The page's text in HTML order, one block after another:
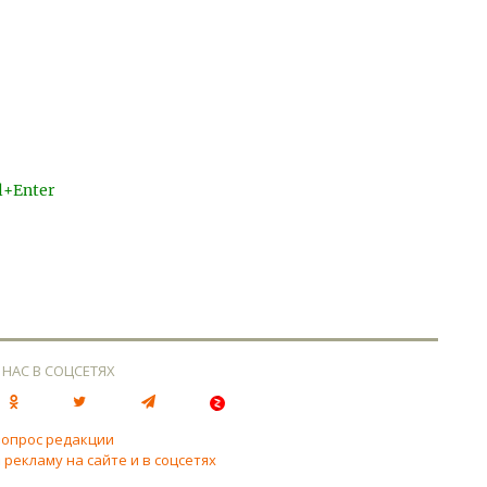
В СОЦСЕТЯХ
редакции
на сайте и в соцсетях